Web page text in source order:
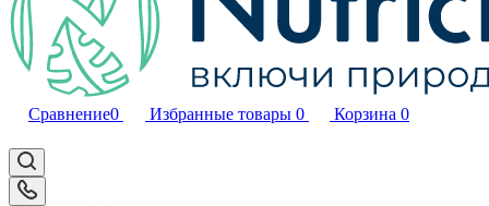
Сравнение0 Избранные товары 0 Корзина 0